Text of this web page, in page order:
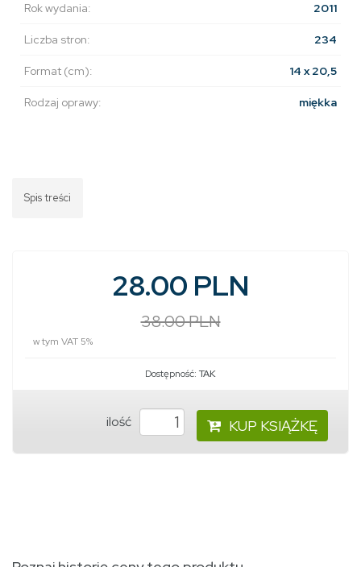
Rok wydania: 2011
Liczba stron: 234
Format (cm): 14 x 20,5
Rodzaj oprawy: miękka
Spis treści
28.00 PLN
38.00 PLN
w tym VAT 5%
Dostępność: TAK
ilość KUP KSIĄŻKĘ